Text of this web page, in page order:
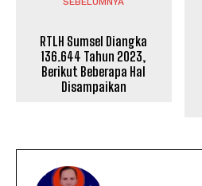
RTLH Sumsel Diangka
136.644 Tahun 2023,
Berikut Beberapa Hal
Disampaikan